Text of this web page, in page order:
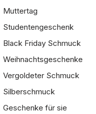
Muttertag
Studentengeschenk
Black Friday Schmuck
Weihnachtsgeschenke
Vergoldeter Schmuck
Silberschmuck
Geschenke für sie